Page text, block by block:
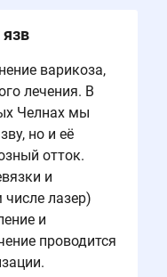
варикоза,
лечения. В
Челнах мы
но и её
отток.
и
лазер)
и
проводится